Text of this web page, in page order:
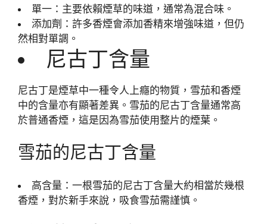
單一：主要依賴煙草的味道，通常為混合味。
添加劑：許多香煙會添加香精來增強味道，但仍
然相對單調。
尼古丁含量
尼古丁是煙草中一種令人上癮的物質，雪茄和香煙
中的含量亦有顯著差異。雪茄的尼古丁含量通常高
於普通香煙，這是因為雪茄使用整片的煙葉。
雪茄的尼古丁含量
高含量：一根雪茄的尼古丁含量大約相當於幾根
香煙，對於新手來說，吸食雪茄需謹慎。